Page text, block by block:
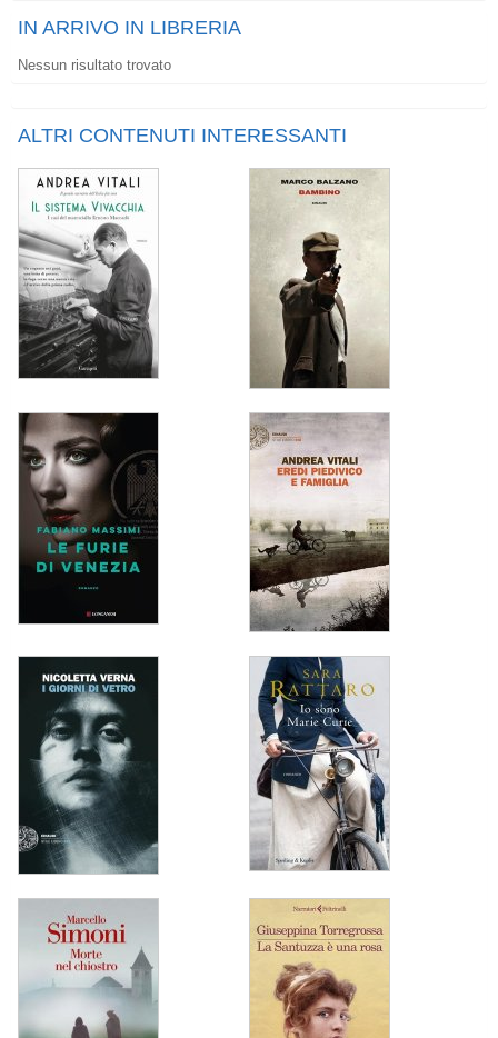
IN ARRIVO IN LIBRERIA
Nessun risultato trovato
ALTRI CONTENUTI INTERESSANTI